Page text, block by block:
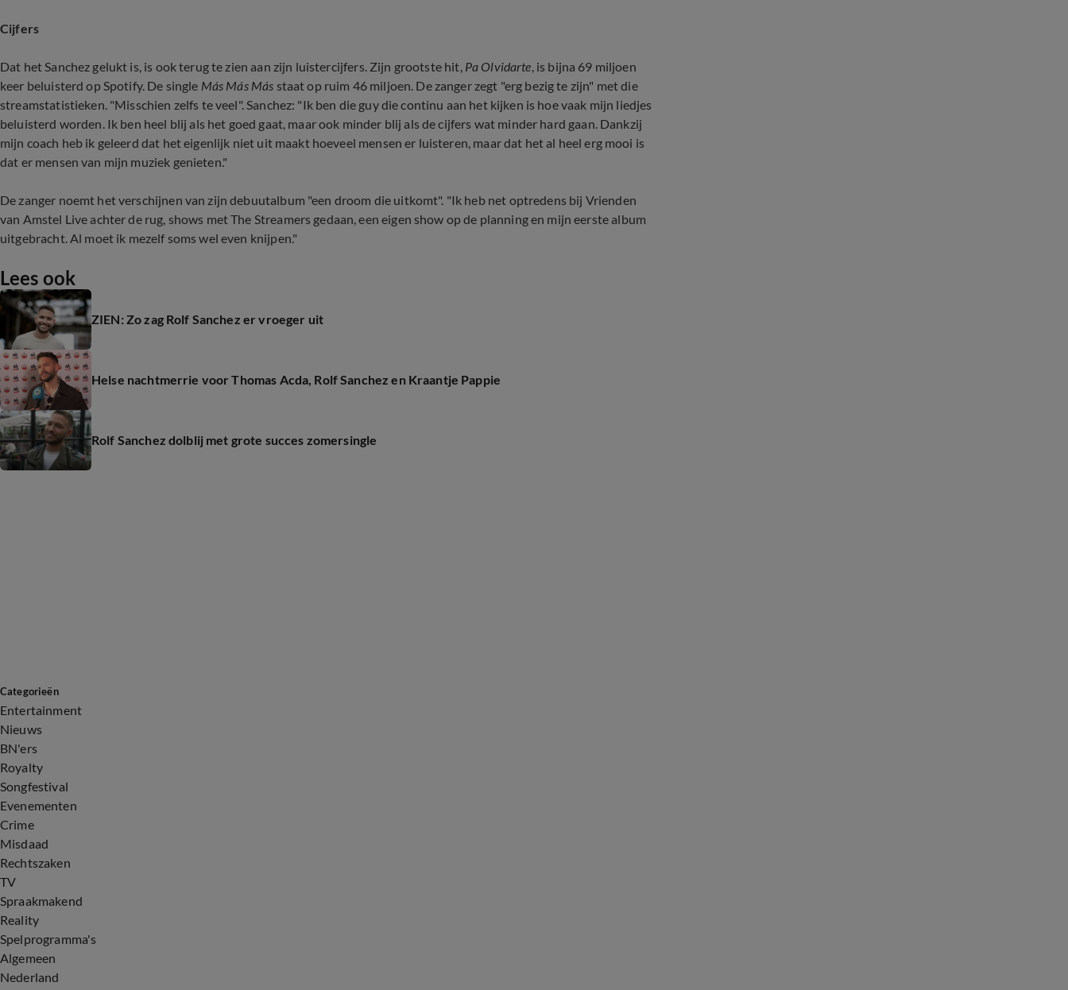
Cijfers
Dat het Sanchez gelukt is, is ook terug te zien aan zijn luistercijfers. Zijn grootste hit, Pa Olvidarte, is bijna 69 miljoen
keer beluisterd op Spotify. De single Más Más Más staat op ruim 46 miljoen. De zanger zegt "erg bezig te zijn" met die
streamstatistieken. "Misschien zelfs te veel". Sanchez: "Ik ben die guy die continu aan het kijken is hoe vaak mijn liedjes
beluisterd worden. Ik ben heel blij als het goed gaat, maar ook minder blij als de cijfers wat minder hard gaan. Dankzij
mijn coach heb ik geleerd dat het eigenlijk niet uit maakt hoeveel mensen er luisteren, maar dat het al heel erg mooi is
dat er mensen van mijn muziek genieten."
De zanger noemt het verschijnen van zijn debuutalbum "een droom die uitkomt". "Ik heb net optredens bij Vrienden
van Amstel Live achter de rug, shows met The Streamers gedaan, een eigen show op de planning en mijn eerste album
uitgebracht. Al moet ik mezelf soms wel even knijpen."
Lees ook
ZIEN: Zo zag Rolf Sanchez er vroeger uit
Helse nachtmerrie voor Thomas Acda, Rolf Sanchez en Kraantje Pappie
Rolf Sanchez dolblij met grote succes zomersingle
Categorieën
Entertainment
Nieuws
BN'ers
Royalty
Songfestival
Evenementen
Crime
Misdaad
Rechtszaken
TV
Spraakmakend
Reality
Spelprogramma's
Algemeen
Nederland